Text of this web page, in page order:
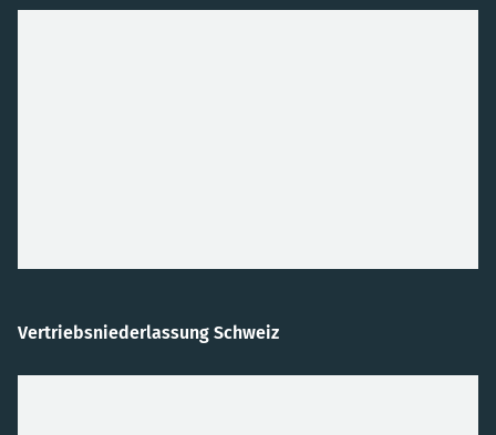
Vertriebsniederlassung Schweiz